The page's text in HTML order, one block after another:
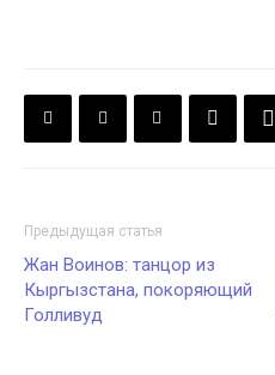
Предыдущая статья
Жан Воинов: танцор из
Кыргызстана, покоряющий
Голливуд